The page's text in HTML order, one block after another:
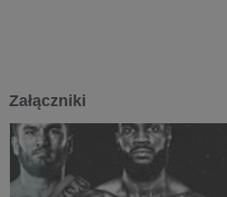
Załączniki